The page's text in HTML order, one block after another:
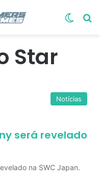
Star
Notícias
será revelado
na SWC Japan.